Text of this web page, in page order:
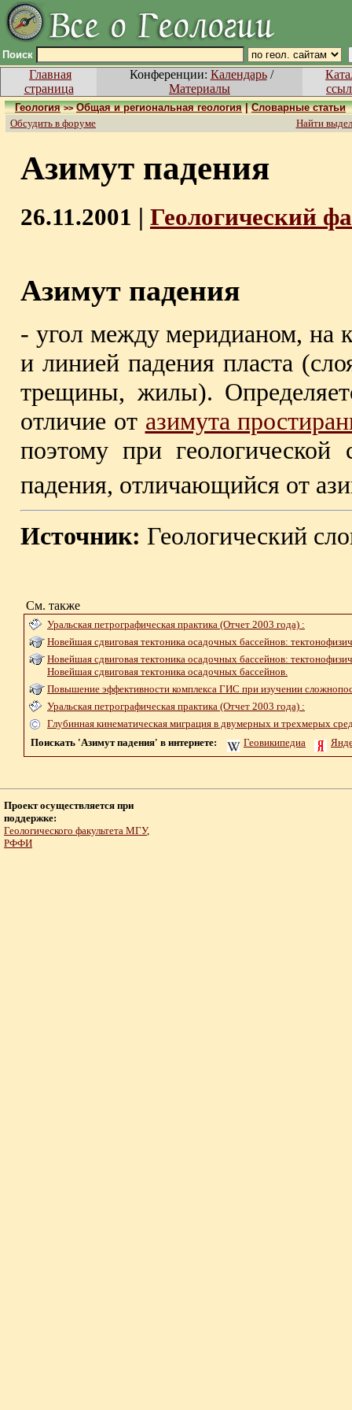
Поиск
Главная
страница
Конференции: Календарь/
Материалы
Геология >> Общая и региональная геология|Словарные статьи
Обсудить в форуме
Найти
Азимут падения
26.11.2001 | Геологический
Азимут падения
- угол между меридианом, на
и линией падения пласта
трещины, жилы).
отличие от азимута
поэтому при геологической
падения, отличающийся от
Источник: Геологический
См. также
Уральская петрографическая практика (Отчет 2003 года) :
Новейшая сдвиговая тектоника осадочных бассейнов:
Новейшая сдвиговая тектоника осадочных бассейнов:
Новейшая сдвиговая тектоника осадочных бассейнов.
Повышение эффективности комплекса ГИС при изучении
Уральская петрографическая практика (Отчет 2003 года) :
Глубинная кинематическая миграция в двумерных и трехмерых
Поискать 'Азимут падения' в интернете:
Геовикипедиа
Проект осуществляется при
поддержке:
Геологического факультета МГУ,
РФФИ